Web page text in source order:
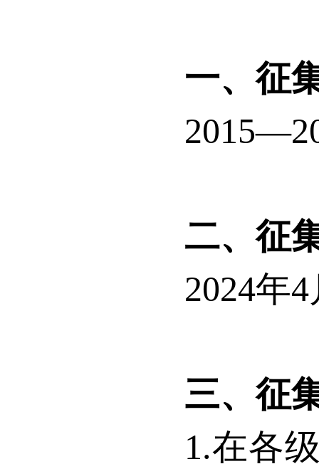
一、征
2015—
二、征
2024年4
三、征
1.在各